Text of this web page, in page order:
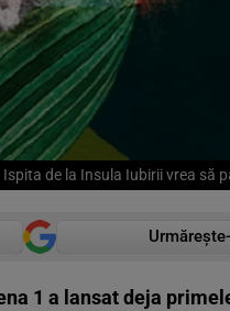
Ispita de la Insula Iubirii vrea să
1 a lansat deja